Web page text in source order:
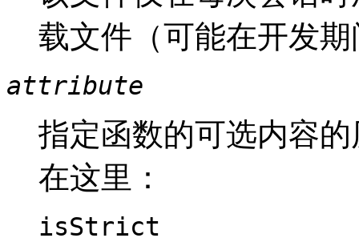
载文件（可能在开发
attribute
指定函数的可选内容
在这里：
isStrict